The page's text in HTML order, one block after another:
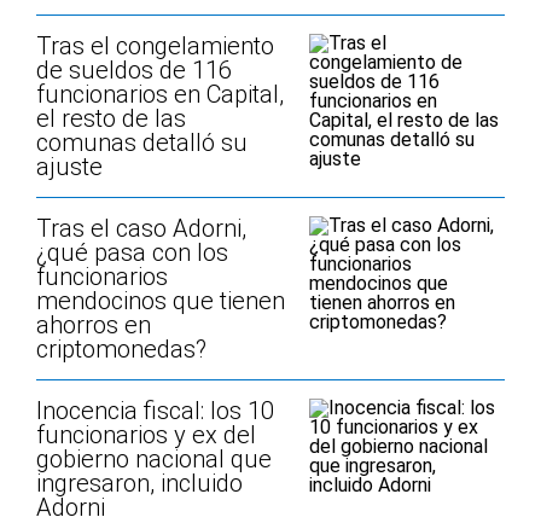
Tras el congelamiento
de sueldos de 116
funcionarios en Capital,
el resto de las
comunas detalló su
ajuste
Tras el caso Adorni,
¿qué pasa con los
funcionarios
mendocinos que tienen
ahorros en
criptomonedas?
Inocencia fiscal: los 10
funcionarios y ex del
gobierno nacional que
ingresaron, incluido
Adorni